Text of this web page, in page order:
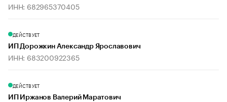
ИНН: 682965370405
ДЕЙСТВУЕТ
ИП Дорожкин Александр Ярославович
ИНН: 683200922365
ДЕЙСТВУЕТ
ИП Иржанов Валерий Маратович